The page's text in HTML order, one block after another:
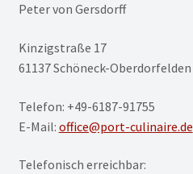
Peter von Gersdorff
Kinzigstraße 17
61137 Schöneck-Oberdorfelden
Telefon: +49-6187-91755
E-Mail: office@port-culinaire.de
Telefonisch erreichbar: